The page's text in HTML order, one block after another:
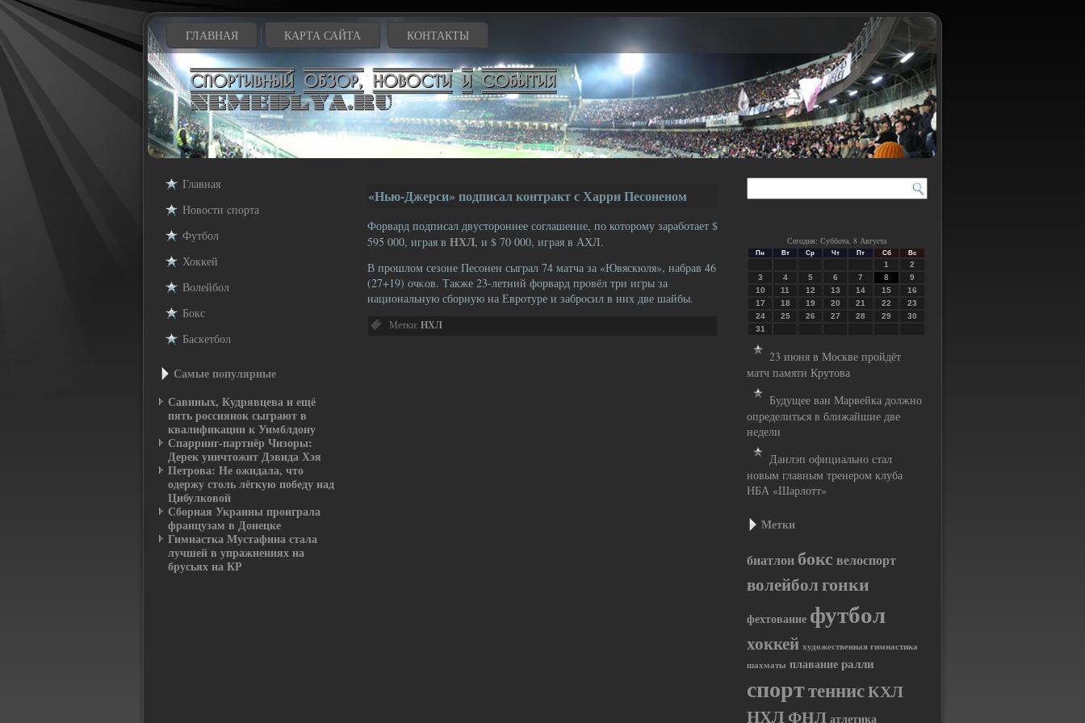
ГЛАВНАЯ КАРТА САЙТА КОНТАКТЫ
Главная
Новости cпорта
Футбол
Хоккей
Волейбол
Бокс
Баскетбол
Самые пοпулярные
Савиных, Кудрявцева и ещё
пять россиянок сыграют в
квалификации к Уимблдону
Спарринг-партнёр Чизоры:
Дерек уничтожит Дэвида Хэя
Петрова: Не ожидала, что
одержу столь лёгкую победу над
Цибулковой
Сборная Украины проиграла
французам в Донецке
Гимнастка Мустафина стала
лучшей в упражнениях на
брусьях на КР
«Нью-Джерси» подписал контракт с Харри Песоненом
Форвард подписал двустороннее соглашение, по которому заработает $
595 000, играя в НХЛ, и $ 70 000, играя в АХЛ.
В прοшлом сезоне Песонен сыграл 74 матча за «Ювяскюля», набрав 46
(27+19) очκов. Также 23-летний форвард прοвёл три игры за
национальную сборную на Еврοтуре и забрοсил в них две шайбы.
Метки: НХЛ
Сегодня: Суббота, 8 Августа
Пн Вт Ср Чт Пт Сб Вс
1
2
3
4 5 6 7 8
9
10
11 12 13 14 15
16
17
18 19 20 21 22
23
24
25 26 27 28 29
30
31
23 июня в Москве пройдёт
матч памяти Крутова
Будущее ван Марвейка должно
определиться в ближайшие две
недели
Данлэп официально стал
новым главным тренером клуба
НБА «Шарлотт»
Метки
биатлон бокс велоспорт
волейболгонки
фехтование футбол
хоккей художественная гимнастика
шахматы плавание ралли
спорттеннисКХЛ
НХЛ ФНЛатлетика